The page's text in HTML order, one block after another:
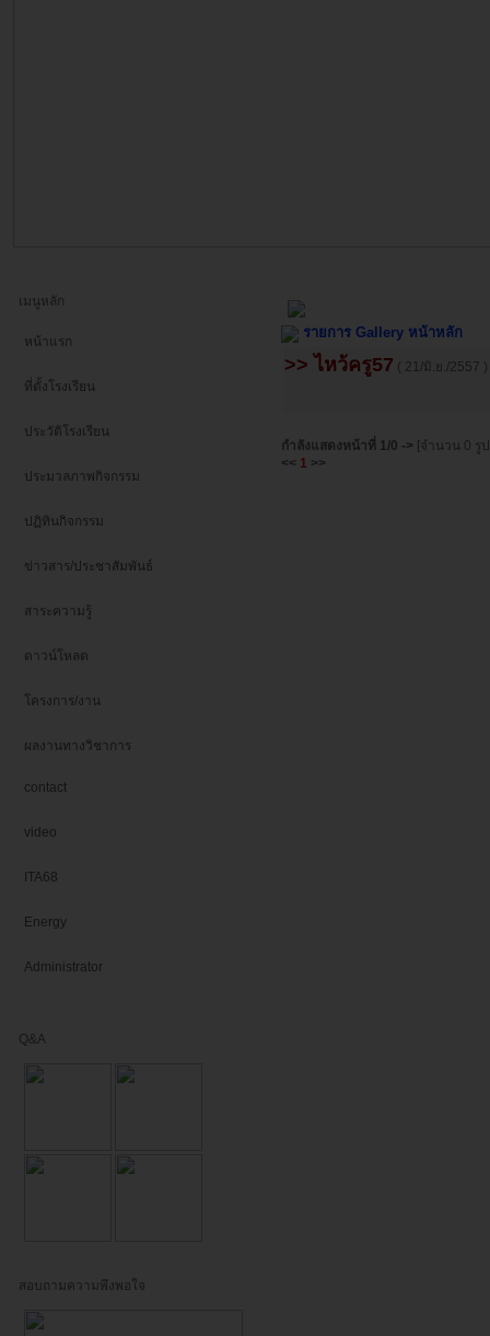
เมนูหลัก
หน้าแรก
ที่ตั้งโรงเรียน
ประวัติโรงเรียน
ประมวลภาพกิจกรรม
ปฏิทินกิจกรรม
ข่าวสาร/ประชาสัมพันธ์
สาระความรู้
ดาวน์โหลด
โครงการ/งาน
ผลงานทางวิชาการ
contact
video
ITA68
Energy
Administrator
Q&A
สอบถามความพึงพอใจ
รายการ Gallery หน้าหลัก
>> ไหว้ครู57 ( 21/มิ.ย./2557 )
กำลังแสดงหน้าที่ 1/0 -> [จำนวน 0 รู
<< 1 >>